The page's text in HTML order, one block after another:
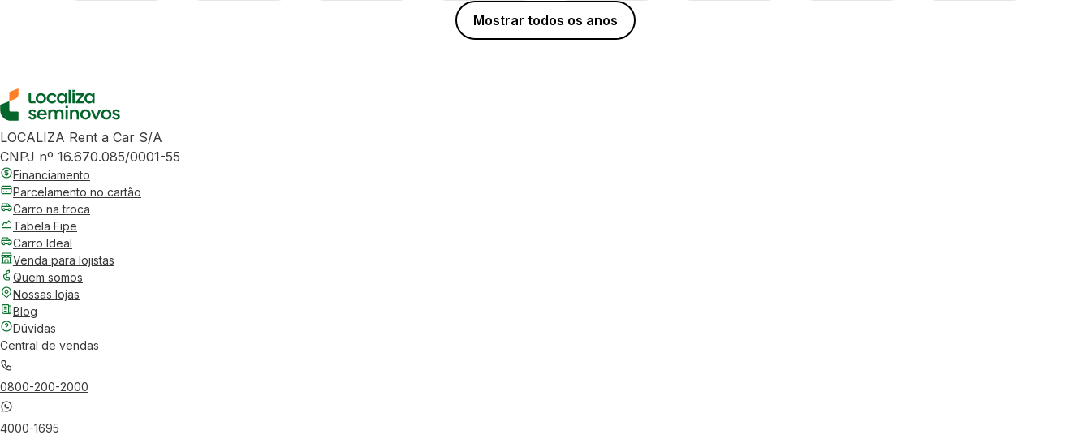
Mostrar todos os anos
LOCALIZA Rent a Car S/A
CNPJ nº 16.670.085/0001-55
Financiamento
Parcelamento no cartão
Carro na troca
Tabela Fipe
Carro Ideal
Venda para lojistas
Quem somos
Nossas lojas
Blog
Dúvidas
Central de vendas
0800-200-2000
4000-1695